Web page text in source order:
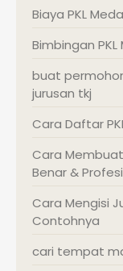
Biaya PKL
Bimbingan PKL
buat
jurusan tkj
Cara Daftar
Cara
Benar &
Cara Mengisi
Contohnya
cari tempat